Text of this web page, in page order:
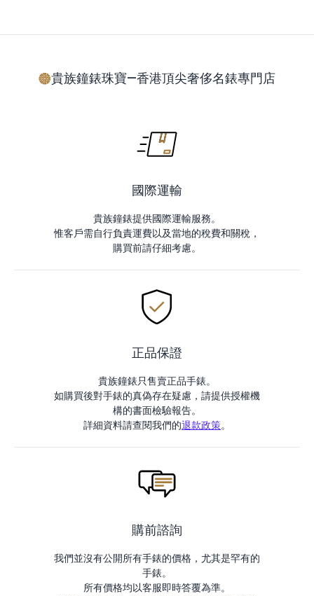
貴族鐘錶珠寶—香港頂尖奢侈名錶專門店
國際運輸
貴族鐘錶提供國際運輸服務。
惟客戶需自行負責運費以及當地的稅費和關稅，
購買前請仔細考慮。
正品保證
貴族鐘錶只售賣正品手錶。
如購買後對手錶的真偽存在疑慮，請提供授權機
構的書面檢驗報告。
詳細資料請查閱我們的退款政策。
購前諮詢
我們並沒有公開所有手錶的價格，尤其是罕有的
手錶。
所有價格均以客服即時答覆為準。